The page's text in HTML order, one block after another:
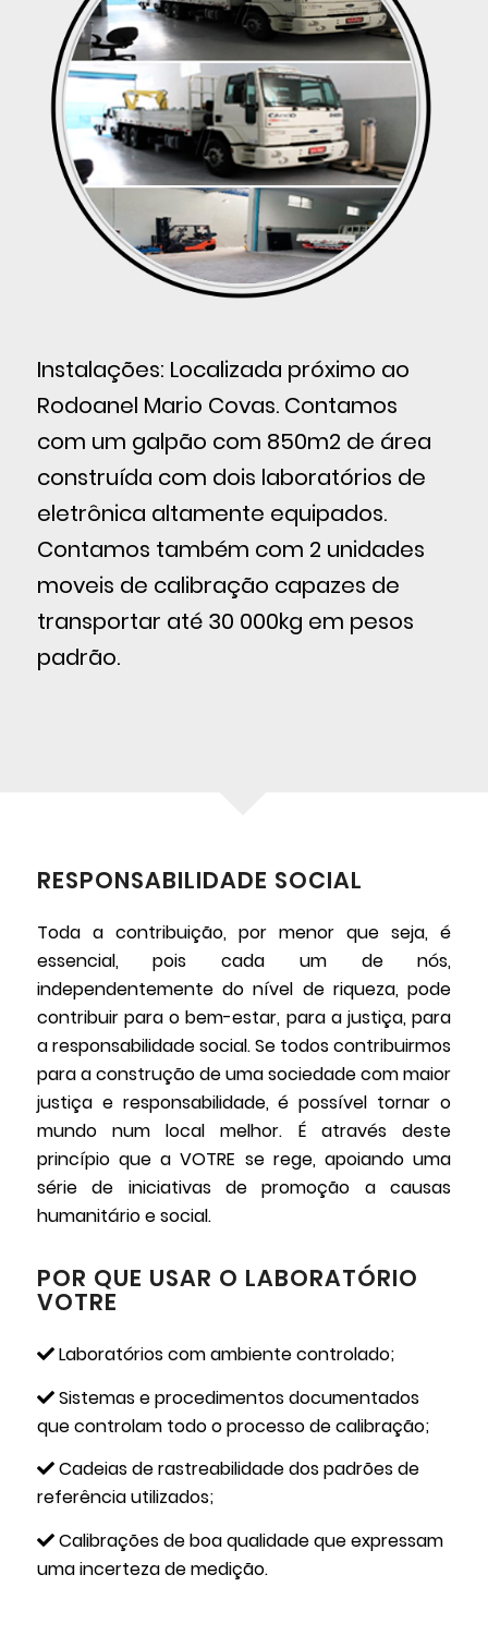
Instalações: Localizada próximo ao
Rodoanel Mario Covas. Contamos
com um galpão com 850m2 de área
construída com dois laboratórios de
eletrônica altamente equipados.
Contamos também com 2 unidades
moveis de calibração capazes de
transportar até 30 000kg em pesos
padrão.
RESPONSABILIDADE SOCIAL
Toda a contribuição, por menor que seja, é
essencial, pois cada um de nós,
independentemente do nível de riqueza, pode
contribuir para o bem-estar, para a justiça, para
a responsabilidade social. Se todos contribuirmos
para a construção de uma sociedade com maior
justiça e responsabilidade, é possível tornar o
mundo num local melhor. É através deste
princípio que a VOTRE se rege, apoiando uma
série de iniciativas de promoção a causas
humanitário e social.
POR QUE USAR O LABORATÓRIO
VOTRE
Laboratórios com ambiente controlado;
Sistemas e procedimentos documentados
que controlam todo o processo de calibração;
Cadeias de rastreabilidade dos padrões de
referência utilizados;
Calibrações de boa qualidade que expressam
uma incerteza de medição.